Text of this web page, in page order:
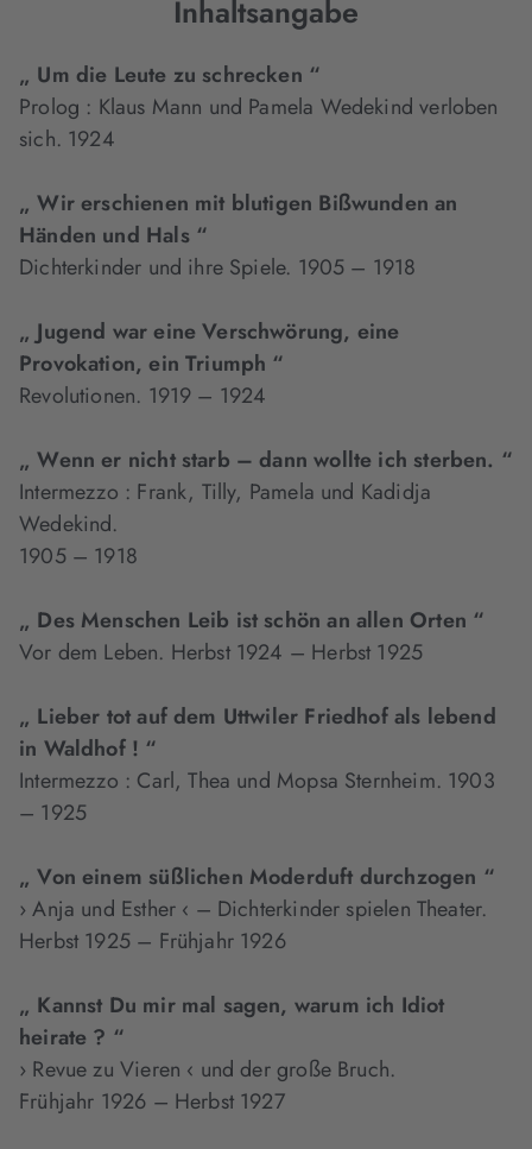
Inhaltsangabe
„ Um die Leute zu schrecken “
Prolog : Klaus Mann und Pamela Wedekind verloben
sich. 1924
„ Wir erschienen mit blutigen Bißwunden an
Händen und Hals “
Dichterkinder und ihre Spiele. 1905 – 1918
„ Jugend war eine Verschwörung, eine
Provokation, ein Triumph “
Revolutionen. 1919 – 1924
„ Wenn er nicht starb – dann wollte ich sterben. “
Intermezzo : Frank, Tilly, Pamela und Kadidja
Wedekind.
1905 – 1918
„ Des Menschen Leib ist schön an allen Orten “
Vor dem Leben. Herbst 1924 – Herbst 1925
„ Lieber tot auf dem Uttwiler Friedhof als lebend
in Waldhof ! “
Intermezzo : Carl, Thea und Mopsa Sternheim. 1903
– 1925
„ Von einem süßlichen Moderduft durchzogen “
› Anja und Esther ‹ – Dichterkinder spielen Theater.
Herbst 1925 – Frühjahr 1926
„ Kannst Du mir mal sagen, warum ich Idiot
heirate ? “
› Revue zu Vieren ‹ und der große Bruch.
Frühjahr 1926 – Herbst 1927